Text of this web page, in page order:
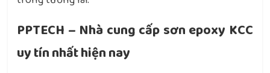
PPTECH – Nhà cung cấp sơn epoxy KCC
uy tín nhất hiện nay